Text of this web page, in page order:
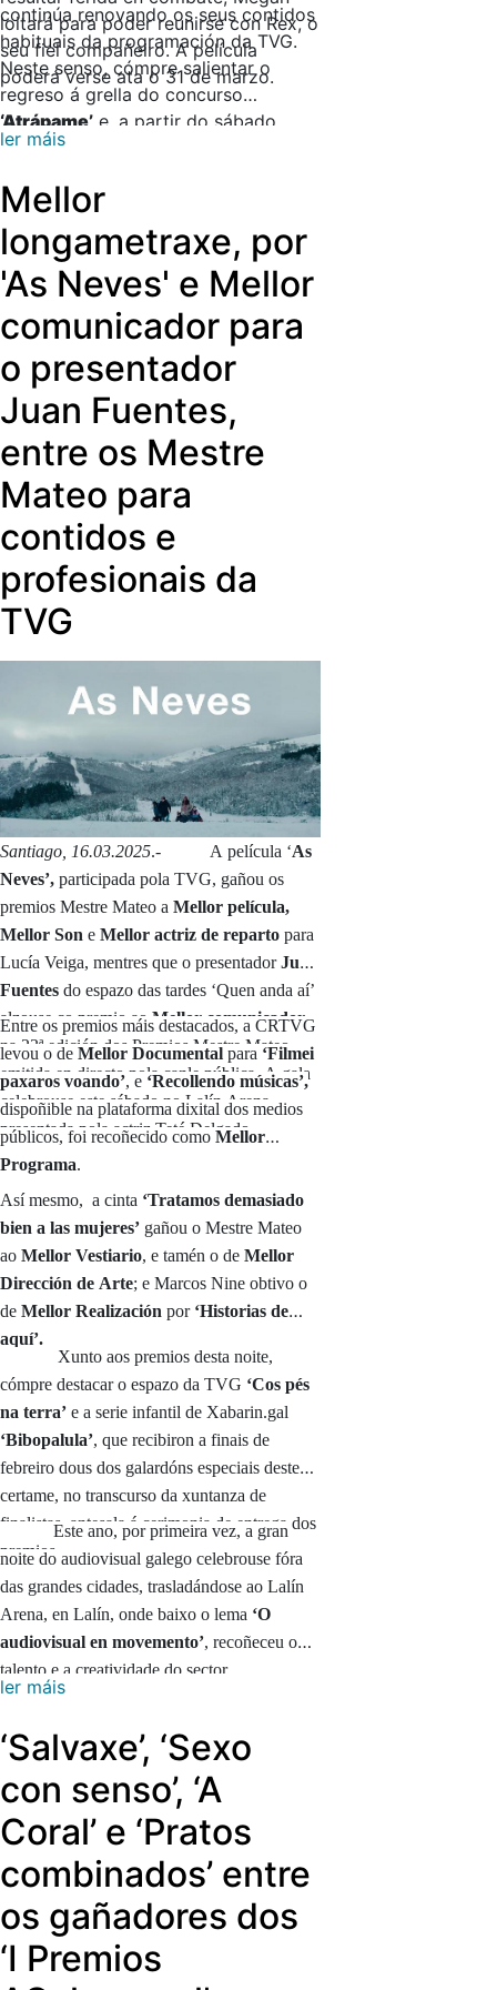
loitará para poder reunirse con Rex, o
seu fiel compañeiro. A película
poderá verse ata o 31 de marzo.
continúa renovando os seus contidos
habituais da programación da TVG.
Neste senso, cómpre salientar o
regreso á grella do concurso
‘Atrápame’ e, a partir do sábado,
novas entregas do programa musical
ler máis
Mellor
longametraxe, por
'As Neves' e Mellor
comunicador para
o presentador
Juan Fuentes,
entre os Mestre
Mateo para
contidos e
profesionais da
TVG
Santiago, 16.03.2025.- A película ‘As
Neves’, participada pola TVG, gañou os
premios Mestre Mateo a Mellor película,
Mellor Son e Mellor actriz de reparto para
Lucía Veiga, mentres que o presentadorJuan
Fuentes do espazo das tardes ‘Quen anda aí’
alzouse co premio ao Mellor comunicador
na 23ª edición dos Premios Mestre Mateo,
emitida en directo pola canle pública. A gala
celebrouse este sábado no Lalín Arena
presentada pola actriz Teté Delgado.
Entre os premios máis destacados, a CRTVG
levou o de Mellor Documental para ‘Filmei
paxaros voando’, e ‘Recollendo músicas’,
dispoñible na plataforma dixital dos medios
públicos, foi recoñecido como Mellor
Programa.
Así mesmo, a cinta ‘Tratamos demasiado
bien a las mujeres’ gañou o Mestre Mateo
ao Mellor Vestiario, e tamén o de Mellor
Dirección de Arte; e Marcos Nine obtivo o
de Mellor Realización por‘Historias de
aquí’.
Xunto aos premios desta noite,
cómpre destacar o espazo da TVG ‘Cos pés
na terra’ e a serie infantil de Xabarin.gal
‘Bibopalula’, que recibiron a finais de
febreiro dous dos galardóns especiais deste
certame, no transcurso da xuntanza de
finalistas, antesala á cerimonia de entrega dos
premios.
Este ano, por primeira vez, a gran
noite do audiovisual galego celebrouse fóra
das grandes cidades, trasladándose ao Lalín
Arena, en Lalín, onde baixo o lema ‘O
audiovisual en movemento’, recoñeceu o
talento e a creatividade do sector.
ler máis
‘Salvaxe’, ‘Sexo
con senso’, ‘A
Coral’ e ‘Pratos
combinados’ entre
os gañadores dos
‘I Premios